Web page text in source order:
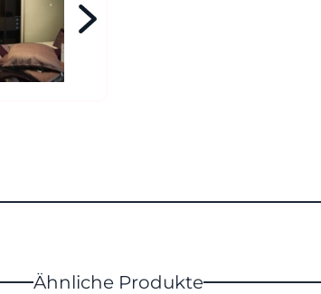
Ähnliche Produkte